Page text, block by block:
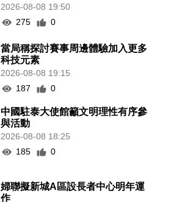
2026-08-08 19:50
275
0
當局稱探討賽事周邊體驗加入更多
科技元素
2026-08-08 19:15
187
0
中國駐泰大使館籲文明理性有序參
與活動
2026-08-08 18:25
185
0
婦聯擬新城A區設長者中心明年運
作